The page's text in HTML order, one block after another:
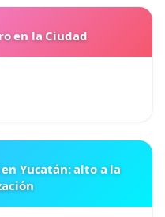
en la Ciudad
Yucatán: alto a la